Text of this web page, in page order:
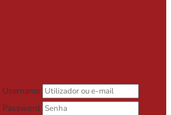
Username
Password